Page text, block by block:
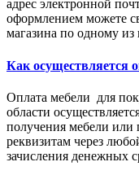
адрес электронной
оформлением можете
магазина по одному
Как осуществляется
Оплата мебели для
области
получения мебели или
реквизитам через
зачисления денежных